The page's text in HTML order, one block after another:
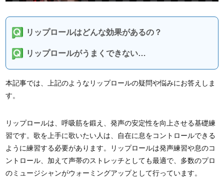
リップロールはどんな効果があるの？
リップロールがうまくできない…
本記事では、上記のようなリップロールの疑問や悩みにお答えしま
す。
リップロールは、呼吸筋を鍛え、発声の安定性を向上させる基礎練
習です。歌を上手に歌いたい人は、自在に息をコントロールできる
ように練習する必要があります。リップロールは発声練習や息のコ
ントロール、加えて声帯のストレッチとしても最適で、多数のプロ
のミュージシャンがウォーミングアップとして行っています。